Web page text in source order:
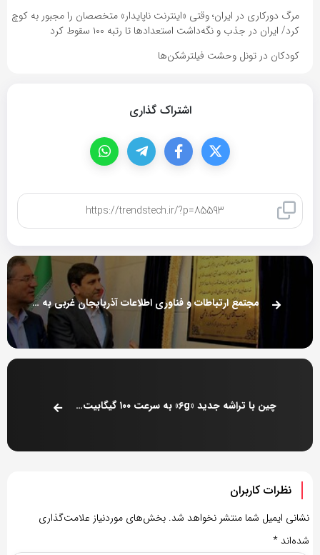
مرگ دورکاری در ایران؛ وقتی «اینترنت ناپایدار» متخصصان را مجبور به کوچ
کرد/ ایران در جذب و نگه‌داشت استعدادها تا رتبه ۱۰۰ سقوط کرد
کودکان در تونل وحشت فیلترشکن‌ها
اشتراک گذاری
مجتمع ارتباطات و فناوری اطلاعات آذربایجان غربی به بهره‌برداری رسید
چین با تراشه جدید «۶g» به سرعت ۱۰۰ گیگابیت بر ثانیه رسید!
نظرات کاربران
نشانی ایمیل شما منتشر نخواهد شد. بخش‌های موردنیاز علامت‌گذاری
شده‌اند *